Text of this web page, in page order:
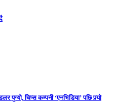
पुग्यो, चिप्स कम्पनी ‘एनभिडिया’ पछि पर्‍यो